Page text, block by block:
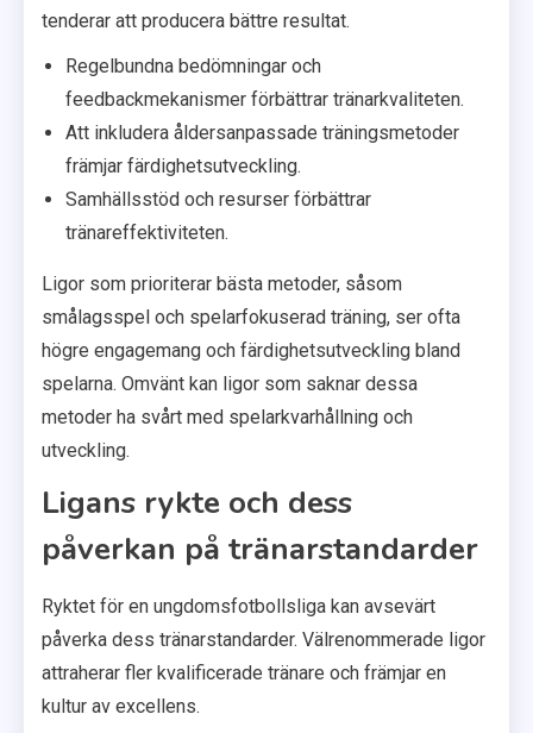
tenderar att producera bättre resultat.
Regelbundna bedömningar och
feedbackmekanismer förbättrar tränarkvaliteten.
Att inkludera åldersanpassade träningsmetoder
främjar färdighetsutveckling.
Samhällsstöd och resurser förbättrar
tränareffektiviteten.
Ligor som prioriterar bästa metoder, såsom
smålagsspel och spelarfokuserad träning, ser ofta
högre engagemang och färdighetsutveckling bland
spelarna. Omvänt kan ligor som saknar dessa
metoder ha svårt med spelarkvarhållning och
utveckling.
Ligans rykte och dess
påverkan på tränarstandarder
Ryktet för en ungdomsfotbollsliga kan avsevärt
påverka dess tränarstandarder. Välrenommerade ligor
attraherar fler kvalificerade tränare och främjar en
kultur av excellens.